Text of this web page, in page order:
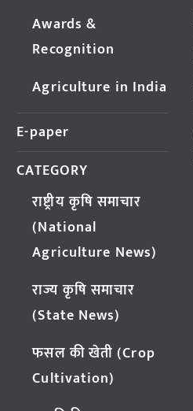
Awards &
Recognition
Agriculture in India
E-paper
CATEGORY
राष्ट्रीय कृषि समाचार
(National
Agriculture News)
राज्य कृषि समाचार
(State News)
फसल की खेती (Crop
Cultivation)